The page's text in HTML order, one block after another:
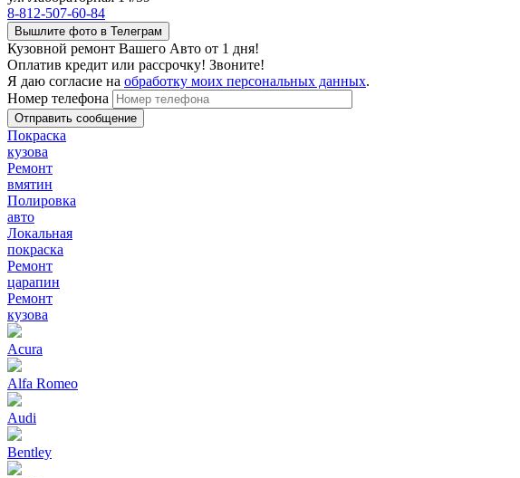
8-812-507-60-84
Вышлите фото в Телеграм
Кузовной ремонт Вашего Авто от 1 дня!
Оплатив кредит или рассрочку! Звоните!
Я даю согласие на обработку моих персональных данных.
Номер телефона
Покраска
кузова
Ремонт
вмятин
Полировка
авто
Локальная
покраска
Ремонт
царапин
Ремонт
кузова
Acura
Alfa Romeo
Audi
Bentley